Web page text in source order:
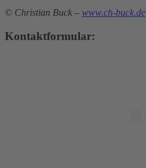
© Christian Buck – www.ch-buck.de
Kontaktformular: